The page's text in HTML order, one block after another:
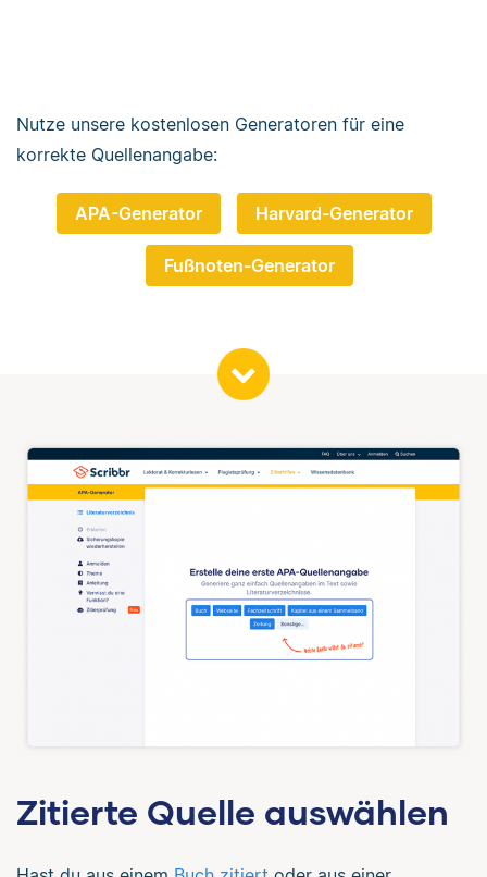
Nutze unsere kostenlosen Generatoren für eine
korrekte Quellenangabe:
APA-Generator Harvard-Generator
Fußnoten-Generator
Zitierte Quelle auswählen